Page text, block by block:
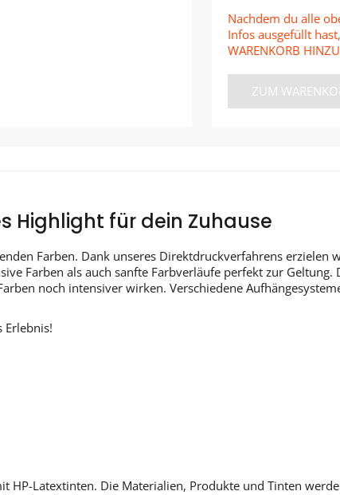
Nachdem du alle
Infos ausgefüllt
WARENKORB
ZUM
Highlight für dein Zuhause
Farben. Dank unseres Direktdruckverfahrens erzielen
Farben als auch sanfte Farbverläufe perfekt zur
noch intensiver wirken. Verschiedene
Erlebnis!
Latextinten. Die Materialien, Produkte und Tinten